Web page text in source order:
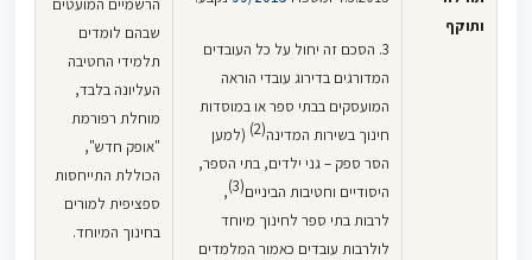
ותוקף
3. הסכם זה יחול על כל העובדים
המדורגים בדירוג עובדי הוראה
המועסקים בבתי ספר או במוסדות
חינוך בשירות המדינה(2)
(למען
הסר ספק – גני ילדים, בתי הספר,
היסודיים וחטיבות הביניים(3)
,
לרבות בתי ספר לחינוך מיוחד
לולרבות עובדים כאמור המלמדים
הרשמיים המועטים
שבהם לומדים
תלמידי החטיבה
העליונה בלבד,
מוחלת רפורמת
"אופק חדש",
הכוללת התייחסות
ספציפית למורים
בחינוך המיוחד.